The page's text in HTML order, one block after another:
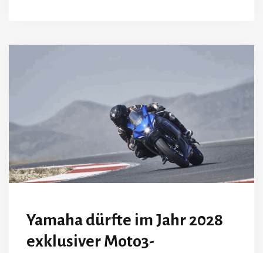
Yamaha dürfte im Jahr 2028
exklusiver Moto3-